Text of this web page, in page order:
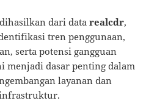
dari datarealcdr,
tren penggunaan,
serta potensi gangguan
dasar penting dalam
layanan dan